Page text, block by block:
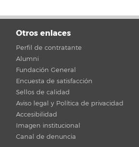
Otros enlaces
Perfil de contratante
Alumni
Fundación General
Encuesta de satisfacción
Sellos de calidad
Aviso legal y Política de privacidad
Accesibilidad
Imagen institucional
Canal de denuncia